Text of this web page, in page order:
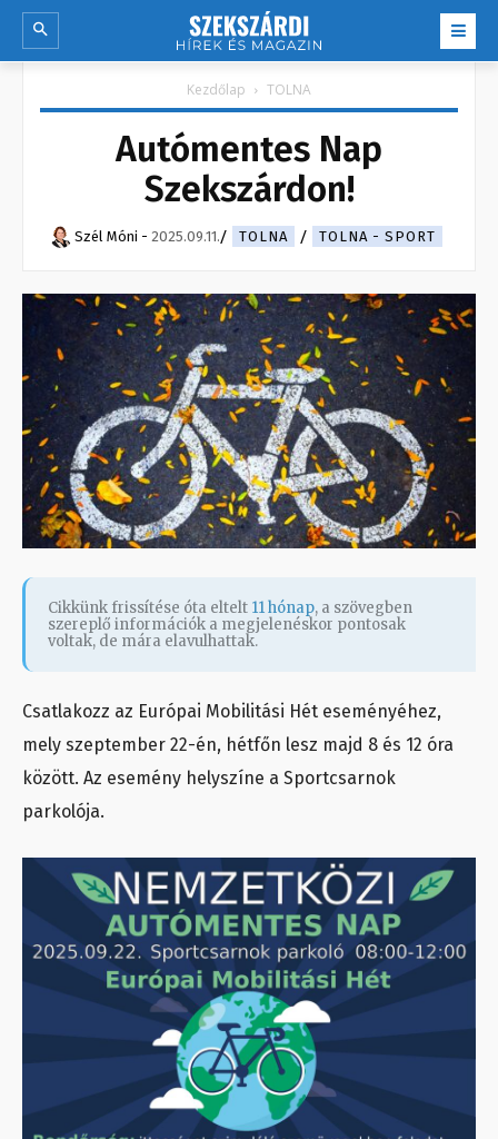
Kezdőlap TOLNA
Autómentes Nap
Szekszárdon!
Szél Móni - 2025.09.11. TOLNA TOLNA - SPORT
Cikkünk frissítése óta eltelt 11 hónap, a szövegben
szereplő információk a megjelenéskor pontosak
voltak, de mára elavulhattak.
Csatlakozz az Európai Mobilitási Hét eseményéhez,
mely szeptember 22-én, hétfőn lesz majd 8 és 12 óra
között. Az esemény helyszíne a Sportcsarnok
parkolója.